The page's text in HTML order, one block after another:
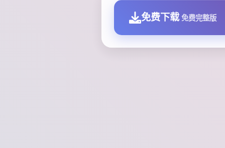
免费下载 免费完整版